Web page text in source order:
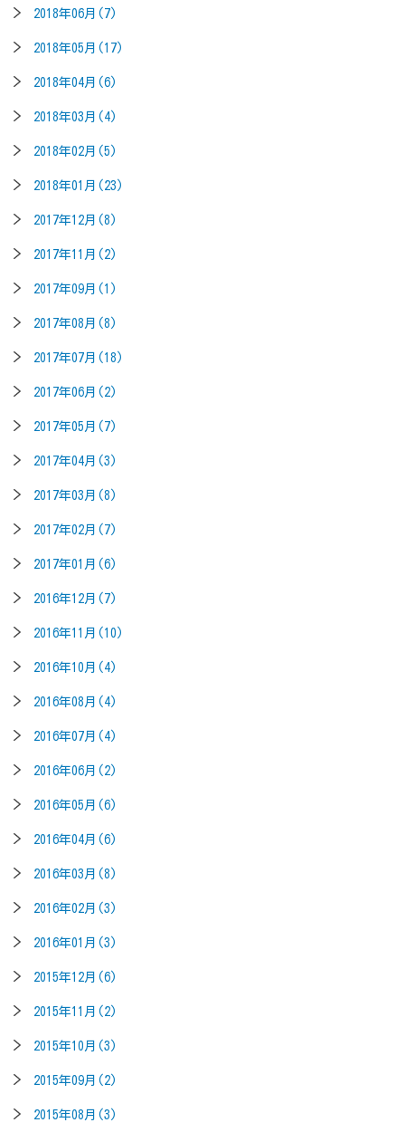
2018年06月(7)
2018年05月(17)
2018年04月(6)
2018年03月(4)
2018年02月(5)
2018年01月(23)
2017年12月(8)
2017年11月(2)
2017年09月(1)
2017年08月(8)
2017年07月(18)
2017年06月(2)
2017年05月(7)
2017年04月(3)
2017年03月(8)
2017年02月(7)
2017年01月(6)
2016年12月(7)
2016年11月(10)
2016年10月(4)
2016年08月(4)
2016年07月(4)
2016年06月(2)
2016年05月(6)
2016年04月(6)
2016年03月(8)
2016年02月(3)
2016年01月(3)
2015年12月(6)
2015年11月(2)
2015年10月(3)
2015年09月(2)
2015年08月(3)